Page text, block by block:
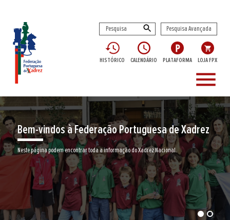
Pesquisa Avançada
HISTÓRICO CALENDÁRIO PLATAFORMA LOJA FPX
menu
Bem-vindos à Federação Portuguesa de Xadrez
Neste página podem encontrar toda a informação do Xadrez Nacional.